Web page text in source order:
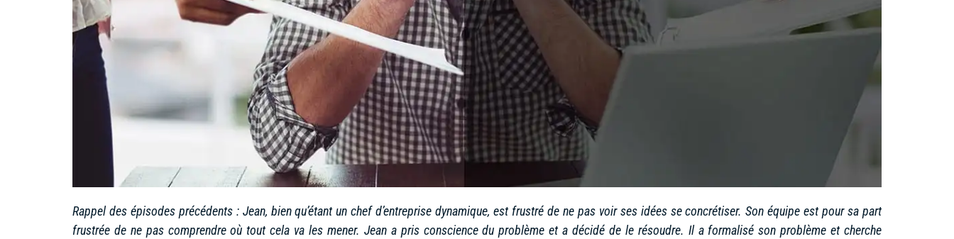
Rappel des épisodes précédents : Jean, bien qu’étant un chef d’entreprise dynamique, est frustré de ne pas voir ses idées se concrétiser. Son équipe est pour sa part
frustrée de ne pas comprendre où tout cela va les mener. Jean a pris conscience du problème et a décidé de le résoudre. Il a formalisé son problème et cherche